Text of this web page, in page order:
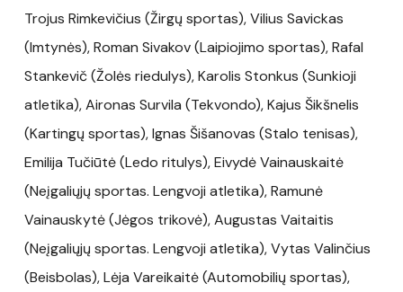
Trojus Rimkevičius (Žirgų sportas), Vilius Savickas
(Imtynės), Roman Sivakov (Laipiojimo sportas), Rafal
Stankevič (Žolės riedulys), Karolis Stonkus (Sunkioji
atletika), Aironas Survila (Tekvondo), Kajus Šikšnelis
(Kartingų sportas), Ignas Šišanovas (Stalo tenisas),
Emilija Tučiūtė (Ledo ritulys), Eivydė Vainauskaitė
(Neįgaliųjų sportas. Lengvoji atletika), Ramunė
Vainauskytė (Jėgos trikovė), Augustas Vaitaitis
(Neįgaliųjų sportas. Lengvoji atletika), Vytas Valinčius
(Beisbolas), Lėja Vareikaitė (Automobilių sportas),